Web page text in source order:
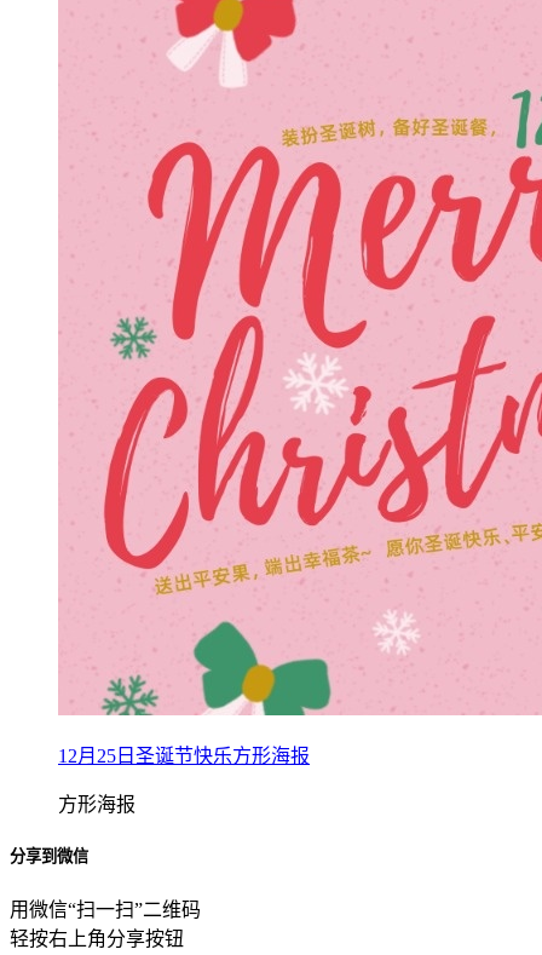
12月25日圣诞节快乐方形海报
方形海报
分享到微信
用微信“扫一扫”二维码
轻按右上角分享按钮